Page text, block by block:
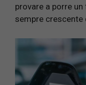
provare a porre
sempre crescente